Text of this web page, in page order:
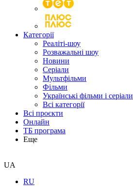
Категорії
Реаліті-шоу
Розважальні шоу
Новини
Серіали
Мультфільми
Фільми
Українські фільми і серіали
Всі категорії
Всі проєкти
Онлайн
ТБ програма
Еще
UA
RU